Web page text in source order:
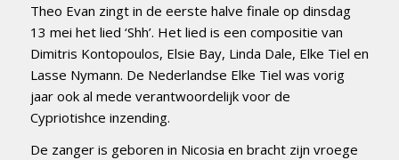
Theo Evan zingt in de eerste halve finale op dinsdag
13 mei het lied ‘Shh’. Het lied is een compositie van
Dimitris Kontopoulos, Elsie Bay, Linda Dale, Elke Tiel en
Lasse Nymann. De Nederlandse Elke Tiel was vorig
jaar ook al mede verantwoordelijk voor de
Cypriotishce inzending.
De zanger is geboren in Nicosia en bracht zijn vroege